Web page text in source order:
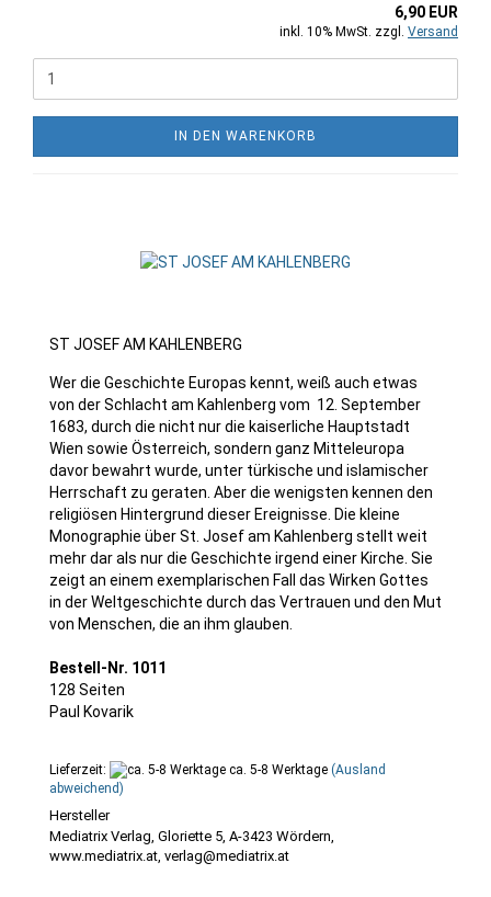
6,90 EUR
inkl. 10% MwSt. zzgl. Versand
IN DEN WARENKORB
ST JOSEF AM KAHLENBERG
Wer die Geschichte Europas kennt, weiß auch etwas
von der Schlacht am Kahlenberg vom 12. September
1683, durch die nicht nur die kaiserliche Hauptstadt
Wien sowie Österreich, sondern ganz Mitteleuropa
davor bewahrt wurde, unter türkische und islamischer
Herrschaft zu geraten. Aber die wenigsten kennen den
religiösen Hintergrund dieser Ereignisse. Die kleine
Monographie über St. Josef am Kahlenberg stellt weit
mehr dar als nur die Geschichte irgend einer Kirche. Sie
zeigt an einem exemplarischen Fall das Wirken Gottes
in der Weltgeschichte durch das Vertrauen und den Mut
von Menschen, die an ihm glauben.
Bestell-Nr. 1011
128 Seiten
Paul Kovarik
Lieferzeit: ca. 5-8 Werktage (Ausland
abweichend)
Mediatrix Verlag, Gloriette 5, A-3423 Wördern,
www.mediatrix.at, verlag@mediatrix.at